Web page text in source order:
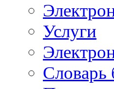
Услуги
Словарь